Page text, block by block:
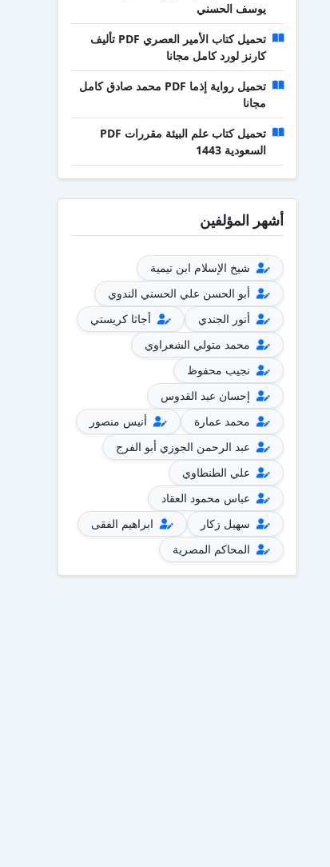
يوسف الحسني
تحميل كتاب الأمير العصري PDF تأليف
كارنز لورد كامل مجانا
تحميل رواية إذما PDF محمد صادق كامل
مجانا
تحميل كتاب علم البيئة مقررات PDF
السعودية 1443
أشهر المؤلفين
شيخ الإسلام ابن تيمية
أبو الحسن علي الحسني الندوي
أنور الجندي
أجاثا كريستي
محمد متولي الشعراوي
نجيب محفوظ
إحسان عبد القدوس
محمد عمارة
أنيس منصور
عبد الرحمن الجوزي أبو الفرج
علي الطنطاوي
عباس محمود العقاد
سهيل زكار
ابراهيم الفقى
المحاكم المصرية